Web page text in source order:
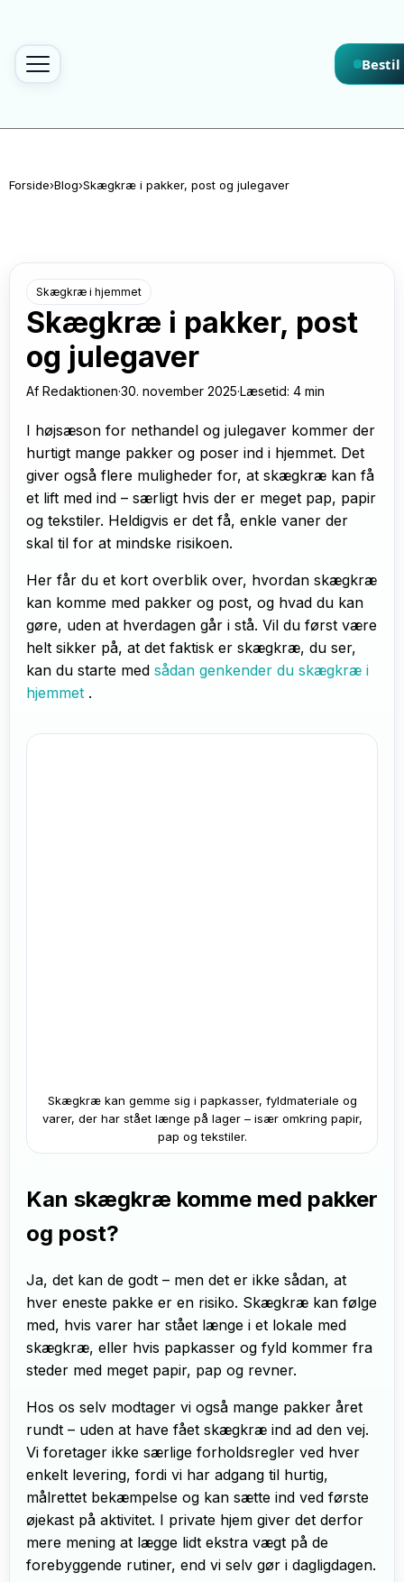
Bestil
Forside›Blog›Skægkræ i pakker, post og julegaver
Skægkræ i hjemmet
Skægkræ i pakker, post
og julegaver
Af Redaktionen·30. november 2025·Læsetid: 4 min
I højsæson for nethandel og julegaver kommer der
hurtigt mange pakker og poser ind i hjemmet. Det
giver også flere muligheder for, at skægkræ kan få
et lift med ind – særligt hvis der er meget pap, papir
og tekstiler. Heldigvis er det få, enkle vaner der
skal til for at mindske risikoen.
Her får du et kort overblik over, hvordan skægkræ
kan komme med pakker og post, og hvad du kan
gøre, uden at hverdagen går i stå. Vil du først være
helt sikker på, at det faktisk er skægkræ, du ser,
kan du starte med sådan genkender du skægkræ i
hjemmet .
Skægkræ kan gemme sig i papkasser, fyldmateriale og
varer, der har stået længe på lager – især omkring papir,
pap og tekstiler.
Kan skægkræ komme med pakker
og post?
Ja, det kan de godt – men det er ikke sådan, at
hver eneste pakke er en risiko. Skægkræ kan følge
med, hvis varer har stået længe i et lokale med
skægkræ, eller hvis papkasser og fyld kommer fra
steder med meget papir, pap og revner.
Hos os selv modtager vi også mange pakker året
rundt – uden at have fået skægkræ ind ad den vej.
Vi foretager ikke særlige forholdsregler ved hver
enkelt levering, fordi vi har adgang til hurtig,
målrettet bekæmpelse og kan sætte ind ved første
øjekast på aktivitet. I private hjem giver det derfor
mere mening at lægge lidt ekstra vægt på de
forebyggende rutiner, end vi selv gør i dagligdagen.